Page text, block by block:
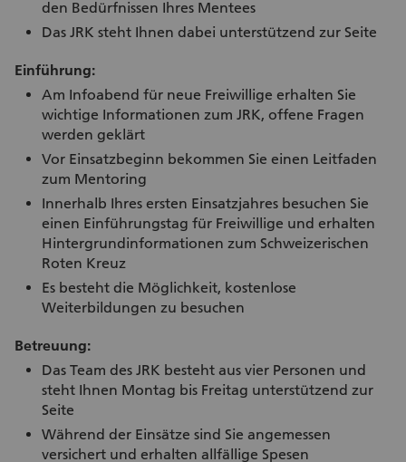
den Bedürfnissen Ihres Mentees
Das JRK steht Ihnen dabei unterstützend zur Seite
Einführung:
Am Infoabend für neue Freiwillige erhalten Sie
wichtige Informationen zum JRK, offene Fragen
werden geklärt
Vor Einsatzbeginn bekommen Sie einen Leitfaden
zum Mentoring
Innerhalb Ihres ersten Einsatzjahres besuchen Sie
einen Einführungstag für Freiwillige und erhalten
Hintergrundinformationen zum Schweizerischen
Roten Kreuz
Es besteht die Möglichkeit, kostenlose
Weiterbildungen zu besuchen
Betreuung:
Das Team des JRK besteht aus vier Personen und
steht Ihnen Montag bis Freitag unterstützend zur
Seite
Während der Einsätze sind Sie angemessen
versichert und erhalten allfällige Spesen